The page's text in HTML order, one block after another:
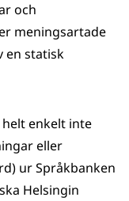
och
meningsartade
en statisk
enkelt inte
eller
ur Språkbanken
Helsingin